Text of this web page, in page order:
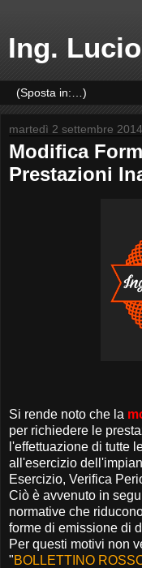
Ing.
martedì 2 settembre 2014
Modifica
Prestazioni
Si rende noto che la
per richiedere le
l'effettuazione di tutte
all'esercizio
Esercizio, Verifica
Ciò è avvenuto in
normative che
forme di emissione di
Per questi motivi non
"BOLLETTINO